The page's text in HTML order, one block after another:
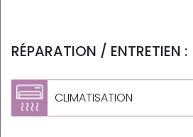
RÉPARATION / ENTRETIEN :
CLIMATISATION